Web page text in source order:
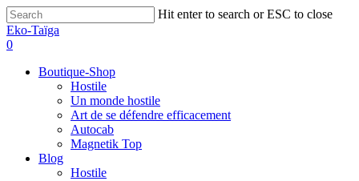
Hit enter to search or ESC to close
Eko-Taïga
0
Boutique-Shop
Hostile
Un monde hostile
Art de se défendre efficacement
Autocab
Magnetik Top
Blog
Hostile